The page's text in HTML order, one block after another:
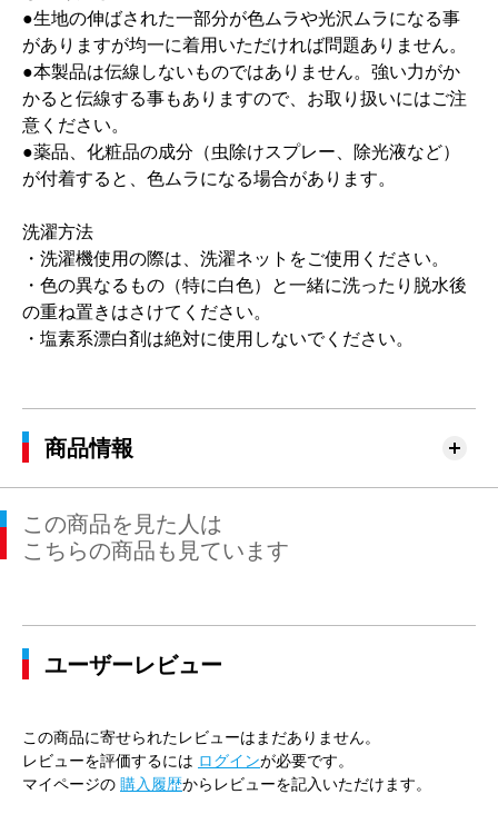
●生地の伸ばされた一部分が色ムラや光沢ムラになる事
がありますが均一に着用いただければ問題ありません。
●本製品は伝線しないものではありません。強い力がか
かると伝線する事もありますので、お取り扱いにはご注
意ください。
●薬品、化粧品の成分（虫除けスプレー、除光液など）
が付着すると、色ムラになる場合があります。
洗濯方法
・洗濯機使用の際は、洗濯ネットをご使用ください。
・色の異なるもの（特に白色）と一緒に洗ったり脱水後
の重ね置きはさけてください。
・塩素系漂白剤は絶対に使用しないでください。
商品情報
この商品を見た人は
こちらの商品も見ています
ユーザーレビュー
この商品に寄せられたレビューはまだありません。
レビューを評価するには ログインが必要です。
マイページの 購入履歴からレビューを記入いただけます。